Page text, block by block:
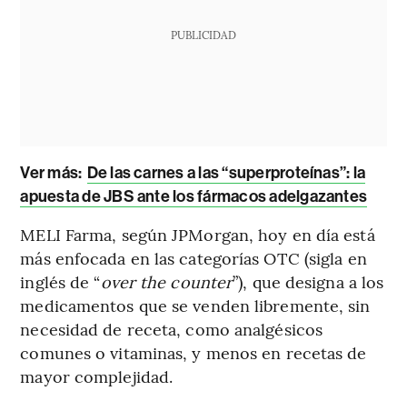
PUBLICIDAD
Ver más: De las carnes a las “superproteínas”: la
apuesta de JBS ante los fármacos adelgazantes
MELI Farma, según JPMorgan, hoy en día está
más enfocada en las categorías OTC (sigla en
inglés de “over the counter”), que designa a los
medicamentos que se venden libremente, sin
necesidad de receta, como analgésicos
comunes o vitaminas, y menos en recetas de
mayor complejidad.